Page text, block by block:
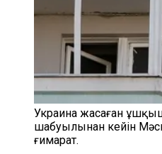
Украина жасаған
шабуылынан кейін
ғимарат.